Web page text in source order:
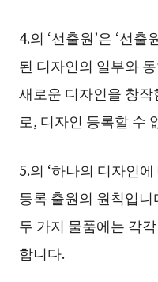
4.의 ‘선출원’은 ‘선
된 디자인의 일부와
새로운 디자인을 창
로, 디자인 등록할 수
5.의 ‘하나의 디자인
등록 출원의 원칙입
두 가지 물품에는 각
합니다.